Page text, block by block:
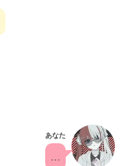
あなた
…